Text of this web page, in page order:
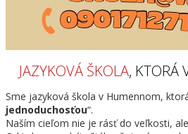
JAZYKOVÁ ŠKOLA, KTORÁ
Sme jazyková škola v Humennom,
jednoduchosťou“.
Naším cieľom nie je rásť do veľkosti,